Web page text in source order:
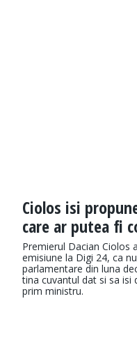
Ciolos isi
care ar putea fi
Premierul Dacian Ciolos
emisiune la Digi 24, ca
parlamentare din luna
tina cuvantul dat si sa isi
prim ministru.